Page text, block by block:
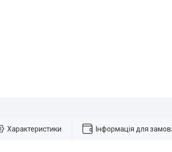
Характеристики Інформація для